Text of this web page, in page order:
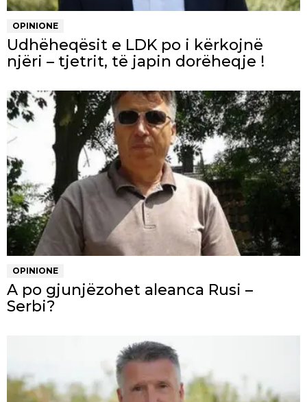
OPINIONE
Udhëheqësit e LDK po i kërkojnë
njëri – tjetrit, të japin dorëheqje !
OPINIONE
A po gjunjëzohet aleanca Rusi –
Serbi?